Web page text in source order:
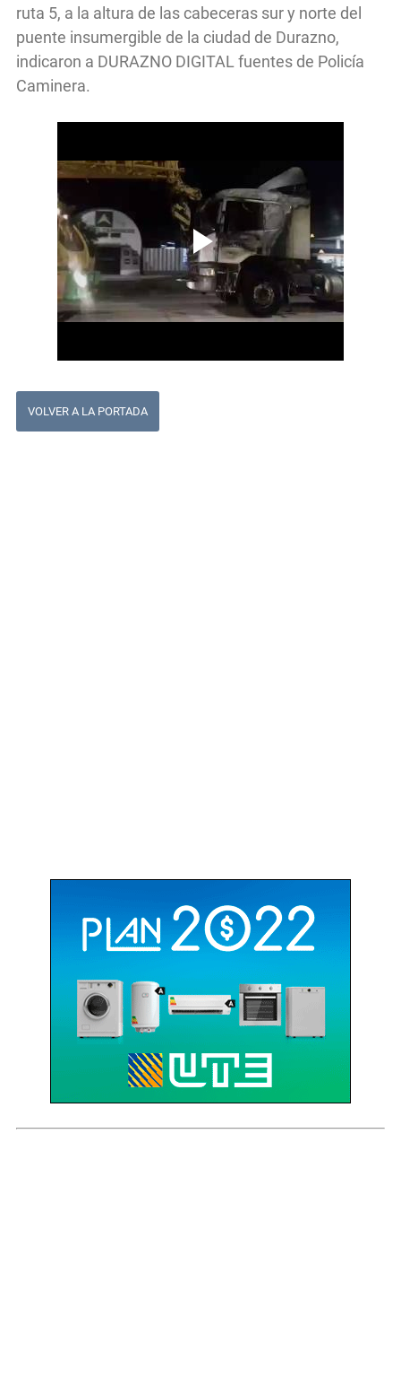
ruta 5, a la altura de las cabeceras sur y norte del
puente insumergible de la ciudad de Durazno,
indicaron a DURAZNO DIGITAL fuentes de Policía
Caminera.
VOLVER A LA PORTADA